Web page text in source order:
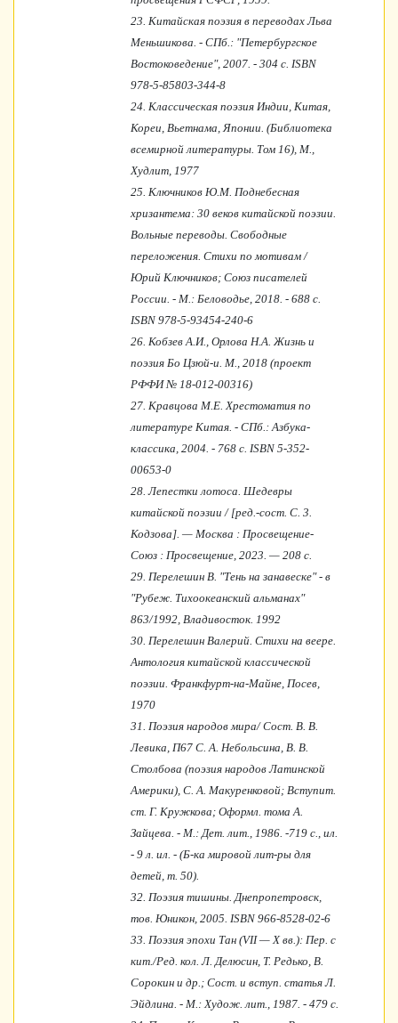
23. Китайская поэзия в переводах Льва
Меньшикова. - СПб.: "Петербургское
Востоковедение", 2007. - 304 с. ISBN
978-5-85803-344-8
24. Классическая поэзия Индии, Китая,
Кореи, Вьетнама, Японии. (Библиотека
всемирной литературы. Том 16), М.,
Худлит, 1977
25. Ключников Ю.М. Поднебесная
хризантема: 30 веков китайской поэзии.
Вольные переводы. Свободные
переложения. Стихи по мотивам /
Юрий Ключников; Союз писателей
России. - М.: Беловодье, 2018. - 688 с.
ISBN 978-5-93454-240-6
26. Кобзев А.И., Орлова Н.А. Жизнь и
поэзия Бо Цзюй-и. М., 2018 (проект
РФФИ № 18-012-00316)
27. Кравцова М.Е. Хрестоматия по
литературе Китая. - СПб.: Азбука-
классика, 2004. - 768 с. ISBN 5-352-
00653-0
28. Лепестки лотоса. Шедевры
китайской поэзии / [ред.-сост. С. 3.
Кодзова]. — Москва : Просвещение-
Союз : Просвещение, 2023. — 208 с.
29. Перелешин В. "Тень на занавеске" - в
"Рубеж. Тихоокеанский альманах"
863/1992, Владивосток. 1992
30. Перелешин Валерий. Стихи на веере.
Антология китайской классической
поэзии. Франкфурт-на-Майне, Посев,
1970
31. Поэзия народов мира/ Сост. В. В.
Левика, П67 С. А. Небольсина, В. В.
Столбова (поэзия народов Латинской
Америки), С. А. Макуренковой; Вступит.
ст. Г. Кружкова; Оформл. тома А.
Зайцева. - М.: Дет. лит., 1986. -719 с., ил.
- 9 л. ил. - (Б-ка мировой лит-ры для
детей, т. 50).
32. Поэзия тишины. Днепропетровск,
тов. Юникон, 2005. ISBN 966-8528-02-6
33. Поэзия эпохи Тан (VII — X вв.): Пер. с
кит./Ред. кол. Л. Делюсин, Т. Редько, В.
Сорокин и др.; Сост. и вступ. статья Л.
Эйдлина. - М.: Худож. лит., 1987. - 479 с.